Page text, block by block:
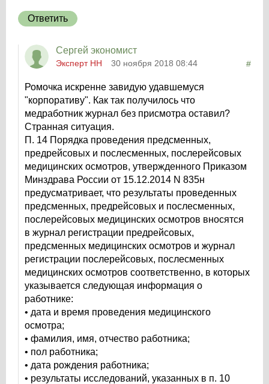
Ответить
Сергей экономист
Эксперт НН 30 ноября 2018 08:44 #
Ромочка искренне завидую удавшемуся
"корпоративу". Как так получилось что
медработник журнал без присмотра оставил?
Странная ситуация.
П. 14 Порядка проведения предсменных,
предрейсовых и послесменных, послерейсовых
медицинских осмотров, утвержденного Приказом
Минздрава России от 15.12.2014 N 835н
предусматривает, что результаты проведенных
предсменных, предрейсовых и послесменных,
послерейсовых медицинских осмотров вносятся
в журнал регистрации предрейсовых,
предсменных медицинских осмотров и журнал
регистрации послерейсовых, послесменных
медицинских осмотров соответственно, в которых
указывается следующая информация о
работнике:
• дата и время проведения медицинского
осмотра;
• фамилия, имя, отчество работника;
• пол работника;
• дата рождения работника;
• результаты исследований, указанных в п. 10